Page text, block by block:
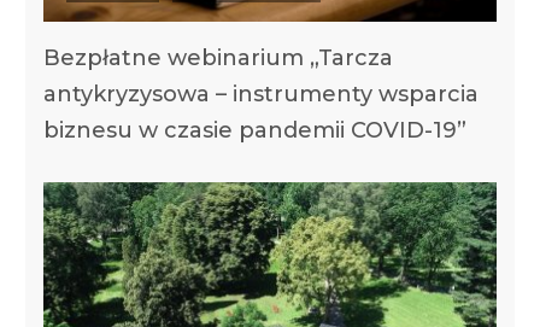
Bezpłatne webinarium „Tarcza
antykryzysowa – instrumenty wsparcia
biznesu w czasie pandemii COVID-19”